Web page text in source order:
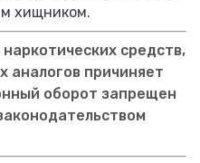
хищником.
средств,
аналогов причиняет
оборот запрещен